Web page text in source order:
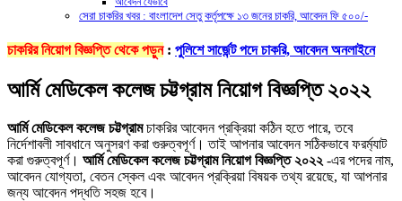
সেরা চাকরির খবর : বাংলাদেশ সেতু কর্তৃপক্ষে ১৩ জনের চাকরি, আবেদন ফি ৫০০/-
চাকরির নিয়োগ বিজ্ঞপ্তি থেকে পড়ুন: পুলিশে সার্জেন্ট পদে চাকরি, আবেদন অনলাইনে
আর্মি মেডিকেল কলেজ চট্টগ্রাম নিয়োগ বিজ্ঞপ্তি ২০২২
আর্মি মেডিকেল কলেজ চট্টগ্রামচাকরির আবেদন প্রক্রিয়া কঠিন হতে পারে, তবে
নির্দেশাবলী সাবধানে অনুসরণ করা গুরুত্বপূর্ণ। তাই আপনার আবেদন সঠিকভাবে ফরর্ম্যাট
করা গুরুত্বপূর্ণ। আর্মি মেডিকেল কলেজ চট্টগ্রাম নিয়োগ বিজ্ঞপ্তি ২০২২ -এর পদের নাম,
আবেদন যোগ্যতা, বেতন স্কেল এবং আবেদন প্রক্রিয়া বিষয়ক তথ্য রয়েছে, যা আপনার
জন্য আবেদন পদ্ধতি সহজ হবে।